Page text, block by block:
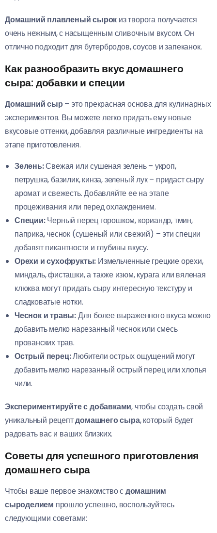
Домашний плавленый сырок из творога получается
очень нежным, с насыщенным сливочным вкусом. Он
отлично подходит для бутербродов, соусов и запеканок.
Как разнообразить вкус домашнего
сыра: добавки и специи
Домашний сыр – это прекрасная основа для кулинарных
экспериментов. Вы можете легко придать ему новые
вкусовые оттенки, добавляя различные ингредиенты на
этапе приготовления.
Зелень:Свежая или сушеная зелень – укроп,
петрушка, базилик, кинза, зеленый лук – придаст сыру
аромат и свежесть. Добавляйте ее на этапе
процеживания или перед охлаждением.
Специи:Черный перец горошком, кориандр, тмин,
паприка, чеснок (сушеный или свежий) – эти специи
добавят пикантности и глубины вкусу.
Орехи и сухофрукты: Измельченные грецкие орехи,
миндаль, фисташки, а также изюм, курага или вяленая
клюква могут придать сыру интересную текстуру и
сладковатые нотки.
Чеснок и травы:Для более выраженного вкуса можно
добавить мелко нарезанный чеснок или смесь
прованских трав.
Острый перец:Любители острых ощущений могут
добавить мелко нарезанный острый перец или хлопья
чили.
Экспериментируйте с добавками, чтобы создать свой
уникальный рецептдомашнего сыра, который будет
радовать вас и ваших близких.
Советы для успешного приготовления
домашнего сыра
Чтобы ваше первое знакомство сдомашним
сыроделием прошло успешно, воспользуйтесь
следующими советами: